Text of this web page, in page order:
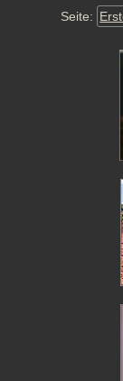
Seite: